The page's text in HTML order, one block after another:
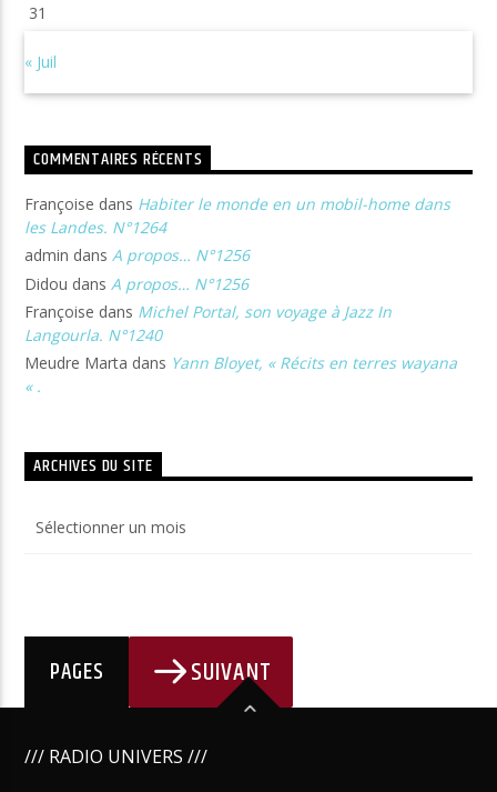
31
« Juil
COMMENTAIRES RÉCENTS
Françoise dans Habiter le monde en un mobil-home dans
les Landes. N°1264
admin dansA propos… N°1256
Didou dans A propos… N°1256
Françoise dans Michel Portal, son voyage à Jazz In
Langourla. N°1240
Meudre Marta dans Yann Bloyet, « Récits en terres wayana
« .
ARCHIVES DU SITE
du
PAGES SUIVANT
/// RADIO UNIVERS ///